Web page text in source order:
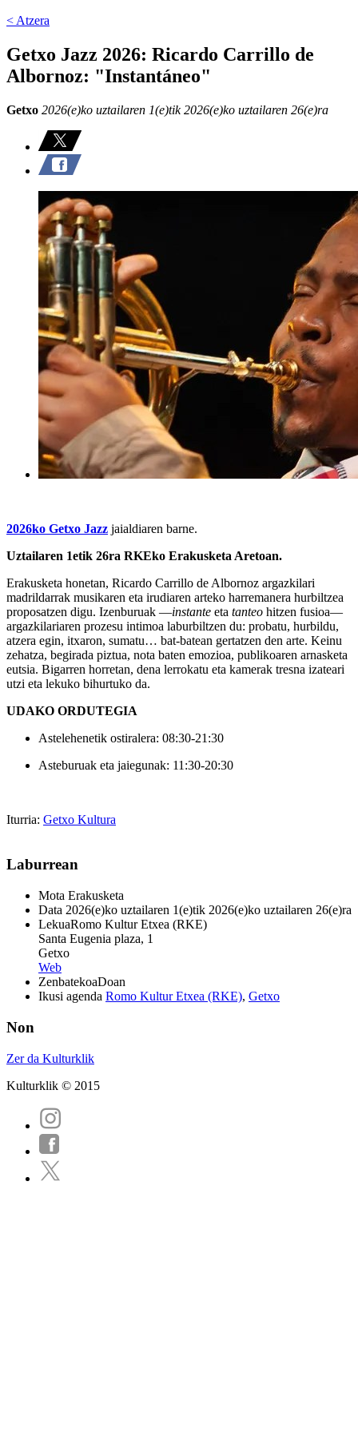
< Atzera
Getxo Jazz 2026: Ricardo Carrillo de
Albornoz: "Instantáneo"
Getxo 2026(e)ko uztailaren 1(e)tik 2026(e)ko uztailaren 26(e)ra
2026ko Getxo Jazz jaialdiaren barne.
Uztailaren 1etik 26ra RKEko Erakusketa Aretoan.
Erakusketa honetan, Ricardo Carrillo de Albornoz argazkilari
madrildarrak musikaren eta irudiaren arteko harremanera hurbiltzea
proposatzen digu. Izenburuak —instante eta tanteo hitzen fusioa—
argazkilariaren prozesu intimoa laburbiltzen du: probatu, hurbildu,
atzera egin, itxaron, sumatu… bat-batean gertatzen den arte. Keinu
zehatza, begirada piztua, nota baten emozioa, publikoaren arnasketa
eutsia. Bigarren horretan, dena lerrokatu eta kamerak tresna izateari
utzi eta lekuko bihurtuko da.
UDAKO ORDUTEGIA
Astelehenetik ostiralera: 08:30-21:30
Asteburuak eta jaiegunak: 11:30-20:30
Iturria: Getxo Kultura
Laburrean
Mota Erakusketa
Data 2026(e)ko uztailaren 1(e)tik 2026(e)ko uztailaren 26(e)ra
LekuaRomo Kultur Etxea (RKE)
Santa Eugenia plaza, 1
Getxo
Web
ZenbatekoaDoan
Ikusi agenda Romo Kultur Etxea (RKE), Getxo
Non
Zer da Kulturklik
Kulturklik © 2015